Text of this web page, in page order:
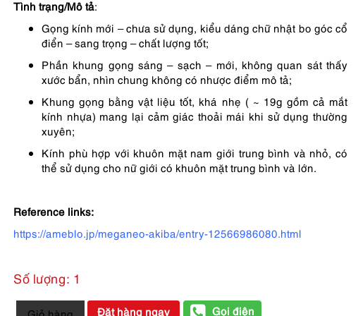
Tình trạng/Mô tả:
Gọng kính mới – chưa sử dụng, kiểu dáng chữ nhật bo góc cổ
điển – sang trọng – chất lượng tốt;
Phần khung gọng sáng – sạch – mới, không quan sát thấy
xước bẩn, nhìn chung không có nhược điểm mô tả;
Khung gọng bằng vật liệu tốt, khá nhẹ ( ~ 19g gồm cả mắt
kính nhựa) mang lại cảm giác thoải mái khi sử dụng thường
xuyên;
Kính phù hợp với khuôn mặt nam giới trung bình và nhỏ, có
thể sử dụng cho nữ giới có khuôn mặt trung bình và lớn.
Reference links:
https://ameblo.jp/meganeo-akiba/entry-12566986080.html
Số lượng: 1
5831a-
Đặt hàng ngay Gọi điện